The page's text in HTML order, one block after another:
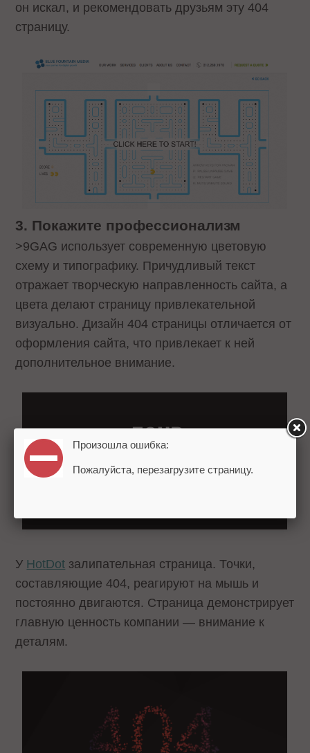
он искал, и рекомендовать друзьям эту 404
страницу.
3. Покажите профессионализм
>9GAG использует современную цветовую
схему и типографику. Причудливый текст
отражает творческую направленность сайта, а
цвета делают страницу привлекательной
визуально. Дизайн 404 страницы отличается от
оформления сайта, что привлекает к ней
дополнительное внимание.
У HotDot залипательная страница. Точки,
составляющие 404, реагируют на мышь и
постоянно двигаются. Страница демонстрирует
главную ценность компании — внимание к
деталям.
Произошла ошибка:
Пожалуйста, перезагрузите страницу.